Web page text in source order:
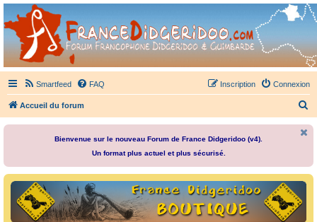
France Didgeridoo
Didgeridoo et Guimbarde sur France Didgeridoo - retrouvez la communauté.
Smartfeed FAQ Connexion
Inscription
Accueil du forum
e
Bienvenue sur le nouveau Forum de France Didgeridoo (v4).
Un format plus actuel et plus sécurisé.